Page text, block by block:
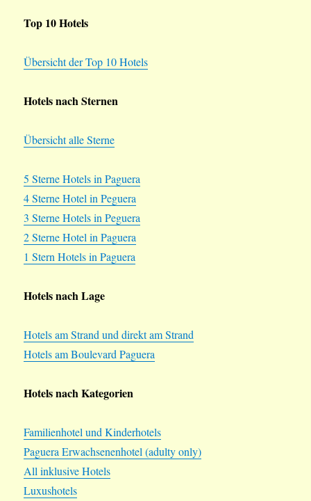
Top 10 Hotels
Übersicht der Top 10 Hotels
Hotels nach Sternen
Übersicht alle Sterne
5 Sterne Hotels in Paguera
4 Sterne Hotel in Peguera
3 Sterne Hotels in Peguera
2 Sterne Hotel in Paguera
1 Stern Hotels in Paguera
Hotels nach Lage
Hotels am Strand und direkt am Strand
Hotels am Boulevard Paguera
Hotels nach Kategorien
Familienhotel und Kinderhotels
Paguera Erwachsenenhotel (adulty only)
All inklusive Hotels
Luxushotels